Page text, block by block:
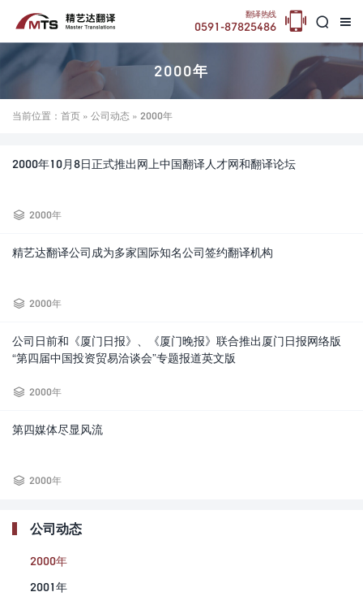


翻译热线
0591-87825486 
2000年
当前位置： 首页 » 公司动态 » 2000年
2000年10月8日正式推出网上中国翻译人才网和翻译论坛
 2000年
精艺达翻译公司成为多家国际知名公司签约翻译机构
 2000年
公司日前和《厦门日报》、《厦门晚报》联合推出厦门日报网络版
“第四届中国投资贸易洽谈会”专题报道英文版
 2000年
第四媒体尽显风流
 2000年
公司动态
2000年
2001年